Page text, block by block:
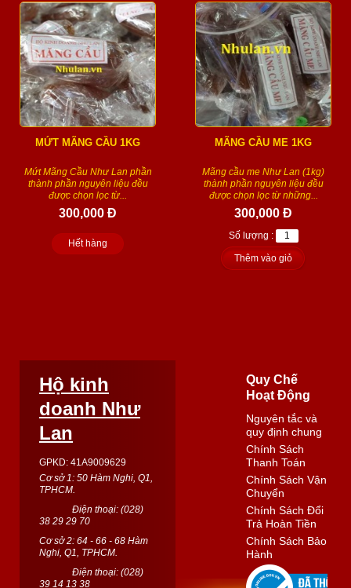
MỨT MÃNG CẦU 1KG
Mứt Mãng Cầu Như Lan phần
thành phần nguyên liệu đều
được chọn lọc từ...
300,000 Đ
Hết hàng
MÃNG CẦU ME 1KG
Mãng cầu me Như Lan (1kg)
thành phần nguyên liệu đều
được chọn lọc từ những...
300,000 Đ
Số lượng :
Thêm vào giỏ
Hộ kinh
doanh Như
Lan
GPKD: 41A9009629
Cơ sở 1: 50 Hàm Nghi, Q1,
TPHCM.
Điện thoại: (028)
38 29 29 70
Cơ sở 2: 64 - 66 - 68 Hàm
Nghi, Q1, TPHCM.
Điện thoại: (028)
39 14 13 38
Quy Chế
Hoạt Động
Nguyên tắc và
quy định chung
Chính Sách
Thanh Toán
Chính Sách Vận
Chuyển
Chính Sách Đổi
Trả Hoàn Tiền
Chính Sách Bảo
Hành